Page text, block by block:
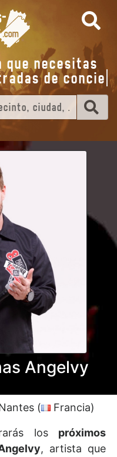
que necesitas
dec
Angelvy
( Francia)
los próximos
, artista que